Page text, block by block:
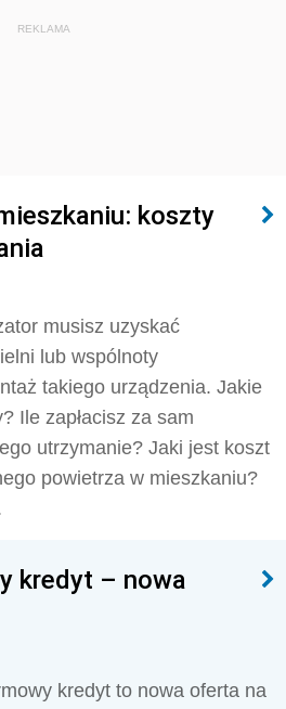
REKLAMA
koszty
musisz uzyskać
lub wspólnoty
takiego urządzenia. Jakie
Ile zapłacisz za sam
utrzymanie? Jaki jest koszt
powietrza w mieszkaniu?
kredyt – nowa
kredyt to nowa oferta na